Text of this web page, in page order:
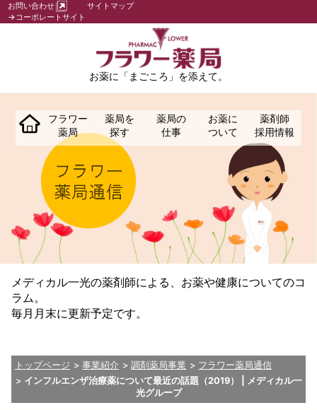
お薬に「まごころ」を添えて。
フラワー
薬局
薬局を
探す
薬局の
仕事
お薬に
ついて
薬剤師
採用情報
お問い合わせ
サイトマップ
→コーポレートサイト
メディカル一光の薬剤師による、お薬や健康についてのコ
ラム。
毎月月末に更新予定です。
トップページ 事業紹介 調剤薬局事業
フラワー薬局通信
インフルエンザ治療薬について最近の話題（2019） | メディカル一
光グループ